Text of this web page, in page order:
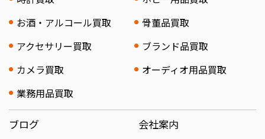
お酒・アルコール買取
骨董品買取
アクセサリー買取
ブランド品買取
カメラ買取
オーディオ用品買取
業務用品買取
ブログ
会社案内